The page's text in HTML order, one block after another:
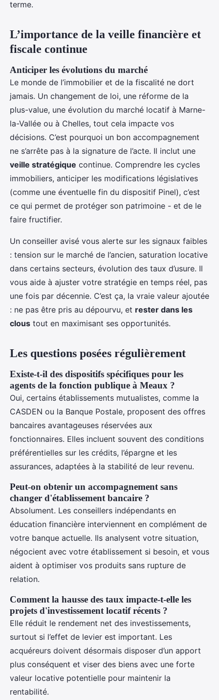
terme.
L’importance de la veille financière et
fiscale continue
Anticiper les évolutions du marché
Le monde de l’immobilier et de la fiscalité ne dort
jamais. Un changement de loi, une réforme de la
plus-value, une évolution du marché locatif à Marne-
la-Vallée ou à Chelles, tout cela impacte vos
décisions. C’est pourquoi un bon accompagnement
ne s’arrête pas à la signature de l’acte. Il inclut une
veille stratégique continue. Comprendre les cycles
immobiliers, anticiper les modifications législatives
(comme une éventuelle fin du dispositif Pinel), c’est
ce qui permet de protéger son patrimoine - et de le
faire fructifier.
Un conseiller avisé vous alerte sur les signaux faibles
: tension sur le marché de l’ancien, saturation locative
dans certains secteurs, évolution des taux d’usure. Il
vous aide à ajuster votre stratégie en temps réel, pas
une fois par décennie. C’est ça, la vraie valeur ajoutée
: ne pas être pris au dépourvu, et rester dans les
clous tout en maximisant ses opportunités.
Les questions posées régulièrement
Existe-t-il des dispositifs spécifiques pour les
agents de la fonction publique à Meaux ?
Oui, certains établissements mutualistes, comme la
CASDEN ou la Banque Postale, proposent des offres
bancaires avantageuses réservées aux
fonctionnaires. Elles incluent souvent des conditions
préférentielles sur les crédits, l’épargne et les
assurances, adaptées à la stabilité de leur revenu.
Peut-on obtenir un accompagnement sans
changer d'établissement bancaire ?
Absolument. Les conseillers indépendants en
éducation financière interviennent en complément de
votre banque actuelle. Ils analysent votre situation,
négocient avec votre établissement si besoin, et vous
aident à optimiser vos produits sans rupture de
relation.
Comment la hausse des taux impacte-t-elle les
projets d'investissement locatif récents ?
Elle réduit le rendement net des investissements,
surtout si l’effet de levier est important. Les
acquéreurs doivent désormais disposer d’un apport
plus conséquent et viser des biens avec une forte
valeur locative potentielle pour maintenir la
rentabilité.